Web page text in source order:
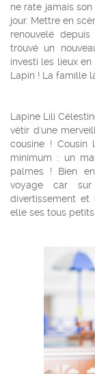
ne rate jamais
jour. Mettre en
renouvelé
trouvé un
investi les lieux
Lapin ! La famille
Lapine Lili
vêtir d'une
cousine !
minimum : un
palmes ! Bien
voyage car
divertissement
elle ses tous